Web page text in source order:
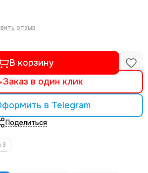
отзыв
В корзину
Заказ в один клик
в Telegram
Поделиться
3